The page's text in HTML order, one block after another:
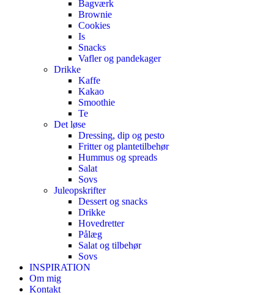
Bagværk
Brownie
Cookies
Is
Snacks
Vafler og pandekager
Drikke
Kaffe
Kakao
Smoothie
Te
Det løse
Dressing, dip og pesto
Fritter og plantetilbehør
Hummus og spreads
Salat
Sovs
Juleopskrifter
Dessert og snacks
Drikke
Hovedretter
Pålæg
Salat og tilbehør
Sovs
INSPIRATION
Om mig
Kontakt